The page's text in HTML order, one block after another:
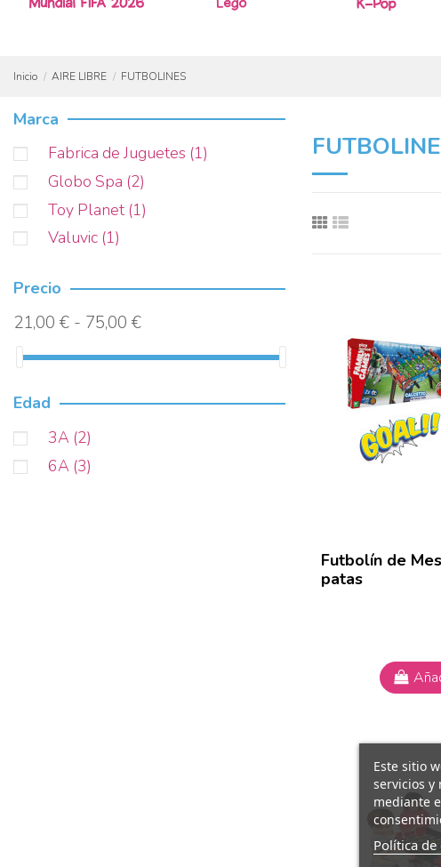
Inicio AIRE LIBRE FUTBOLINES
Futbolín de
patas
Marca
Fabrica de Juguetes (1)
Globo Spa (2)
Toy Planet (1)
Valuvic (1)
Precio
21,00 € - 75,00 €
Edad
3A (2)
6A (3)
Este sitio
servicios y
mediante
Política de